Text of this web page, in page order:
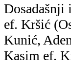
ef. Kršić
Kunić,
Kasim ef.